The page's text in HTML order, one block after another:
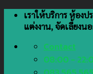
Skip
เราให้บริการ ห้อง
แต่งงาน, จัดเลี้ยงน
Contact
08:00 -